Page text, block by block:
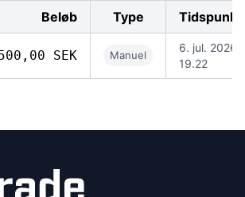
Beløb Type Tidspunkt
SEK Manuel
6. jul. 2026,
19.22